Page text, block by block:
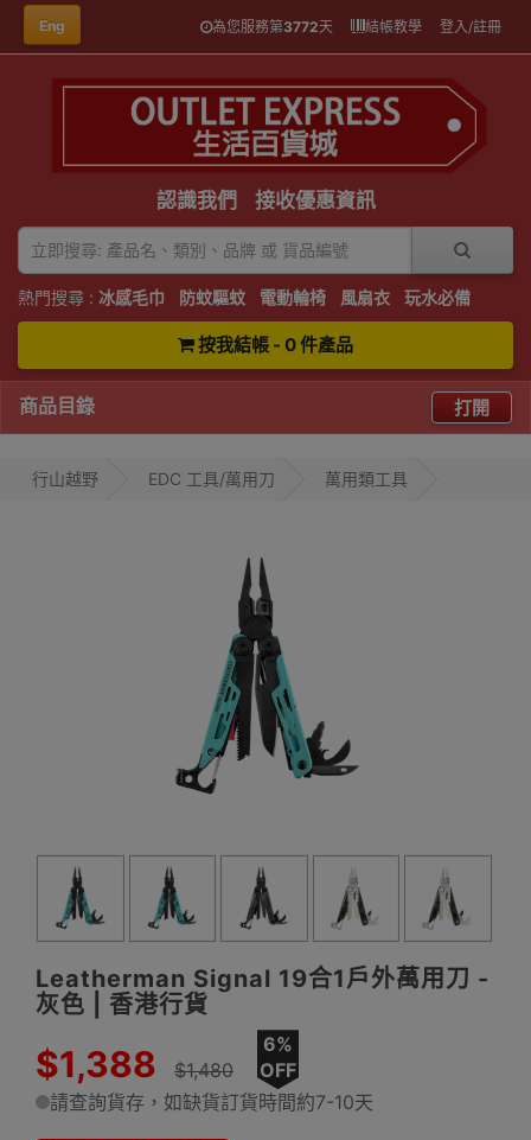
Eng 為您服務第3772天 結帳教學 登入/註冊
認識我們 接收優惠資訊
熱門搜尋 : 冰感毛巾 防蚊驅蚊 電動輪椅 風扇衣 玩水必備
按我結帳 - 0 件產品
商品目錄 打開
行山越野 EDC 工具/萬用刀 萬用類工具
Leatherman Signal 19合1戶外萬用刀 -
灰色 | 香港行貨
$1,388 $1,480
6%
OFF
請查詢貨存，如缺貨訂貨時間約7-10天